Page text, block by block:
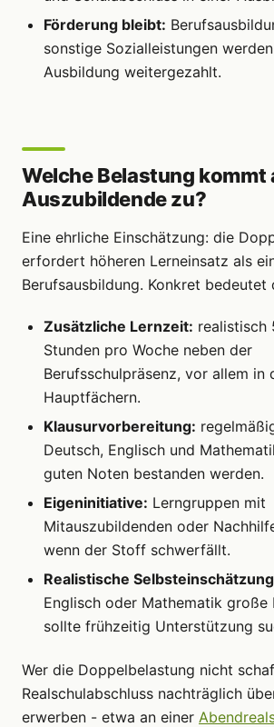
Förderung bleibt:
sonstige Sozialleistungen
Ausbildung weitergezahlt.
Welche Belastung kommt
Auszubildende zu?
Eine ehrliche Einschätzung: die
erfordert höheren Lerneinsatz als
Berufsausbildung. Konkret bedeutet
Zusätzliche Lernzeit: realistisch
Stunden pro Woche neben der
Berufsschulpräsenz, vor allem in
Hauptfächern.
Klausurvorbereitung:
Deutsch, Englisch und
guten Noten bestanden werden.
Eigeninitiative: Lerngruppen mit
Mitauszubildenden oder
wenn der Stoff schwerfällt.
Realistische
Englisch oder Mathematik große
sollte frühzeitig Unterstützung
Wer die Doppelbelastung nicht
Realschulabschluss nachträglich
erwerben - etwa an einer